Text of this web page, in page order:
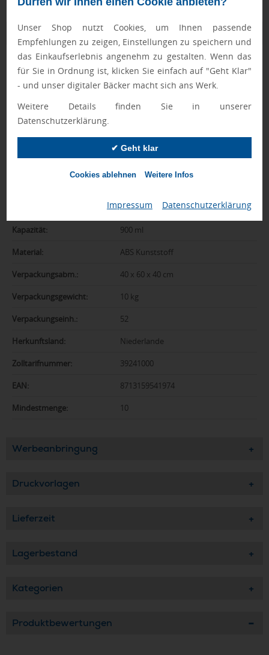
Unser Shop nutzt Cookies, um Ihnen passende
Empfehlungen zu zeigen, Einstellungen zu speichern und
das Einkaufserlebnis angenehm zu gestalten. Wenn das
für Sie in Ordnung ist, klicken Sie einfach auf "Geht Klar"
- und unser digitaler Bäcker macht sich ans Werk.
Weitere Details finden Sie in unserer
Datenschutzerklärung.
✔ Geht klar
Cookies ablehnen Weitere Infos
Impressum Datenschutzerklärung
Zusatzinformation
042-11313501
Marke: Mepal
spülmaschinengeeignet: Ja
19 x 7 x 12 cm
218 g
Kapazität: 900 ml
Material: ABS Kunststoff
Verpackungsabm.: 40 x 60 x 40 cm
Verpackungsgewicht: 10 kg
Verpackungseinh.: 52
Herkunftsland: Niederlande
Zolltarifnummer: 39241000
EAN: 8713159541974
Mindestmenge: 10
Werbeanbringung
Druckvorlagen
Lieferzeit
Lagerbestand
Kategorien
Produktbewertungen